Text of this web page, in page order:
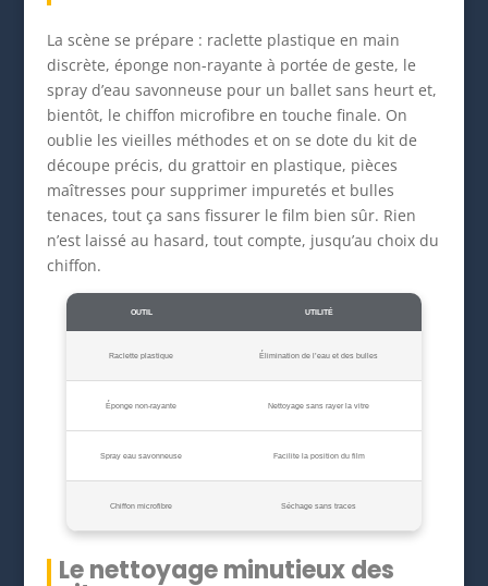
La scène se prépare : raclette plastique en main
discrète, éponge non-rayante à portée de geste, le
spray d’eau savonneuse pour un ballet sans heurt et,
bientôt, le chiffon microfibre en touche finale. On
oublie les vieilles méthodes et on se dote du kit de
découpe précis, du grattoir en plastique, pièces
maîtresses pour supprimer impuretés et bulles
tenaces, tout ça sans fissurer le film bien sûr. Rien
n’est laissé au hasard, tout compte, jusqu’au choix du
chiffon.
OUTIL UTILITÉ
Raclette plastique Élimination de l’eau et des bulles
Éponge non-rayante Nettoyage sans rayer la vitre
Spray eau savonneuse Facilite la position du film
Chiffon microfibre Séchage sans traces
Le nettoyage minutieux des